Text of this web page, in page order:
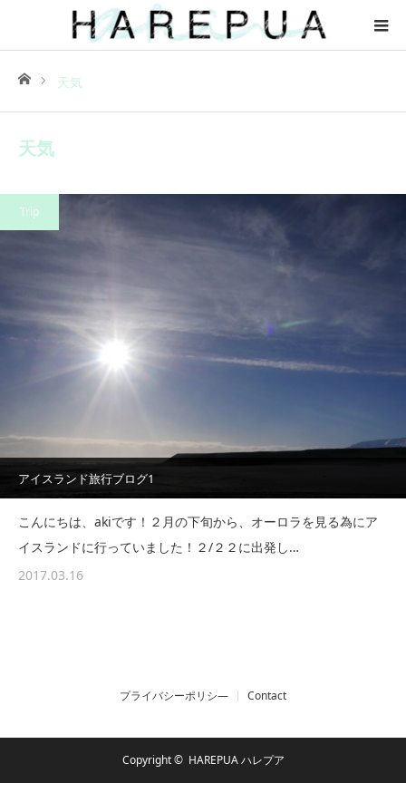
ホーム天気
天気
Trip
アイスランド旅行ブログ1
こんにちは、akiです！２月の下旬から、オーロラを見る為にア
イスランドに行っていました！２/２２に出発し…
2017.03.16
プライバシーポリシ― Contact
Copyright © HAREPUA ハレプア